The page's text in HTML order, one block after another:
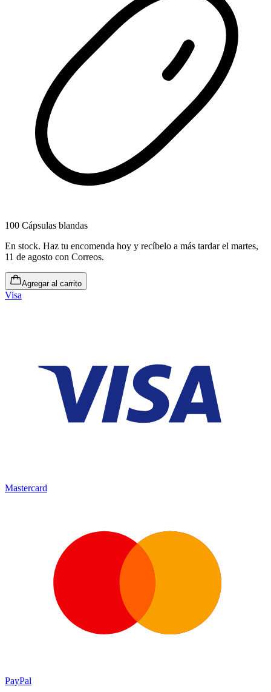
100 Cápsulas blandas
En stock. Haz tu encomenda hoy y recíbelo a más tardar el martes,
11 de agosto con Correos.
Agregar al carrito
Visa
Mastercard
PayPal